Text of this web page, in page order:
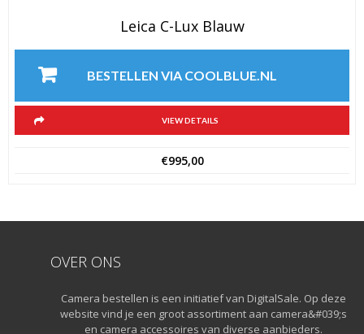
Leica C-Lux Blauw
BESTELLEN VIA COOLBLUE.NL
VIEW DETAILS
€995,00
OVER ONS
Camera bestellen is een initiatief van DigitalSale. Op deze
website vind je een groot assortiment aan camera&#039;s
en camera accessoires van diverse aanbieders.